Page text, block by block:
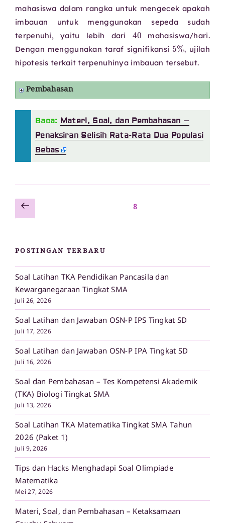
mahasiswa dalam rangka untuk mengecek apakah
imbauan untuk menggunakan sepeda sudah
terpenuhi, yaitu lebih dari
40
mahasiswa/hari.
Dengan menggunakan taraf signifikansi
5%
ujilah
hipotesis terkait terpenuhinya imbauan tersebut.
Pembahasan
Baca: Materi, Soal, dan Pembahasan –
Penaksiran Selisih Rata-Rata Dua Populasi
Bebas
Paginasi
pos
Laman
sebelumnya
Laman8
POSTINGAN TERBARU
Soal Latihan TKA Pendidikan Pancasila dan
Kewarganegaraan Tingkat SMA
Juli 26, 2026
Soal Latihan dan Jawaban OSN-P IPS Tingkat SD
Juli 17, 2026
Soal Latihan dan Jawaban OSN-P IPA Tingkat SD
Juli 16, 2026
Soal dan Pembahasan – Tes Kompetensi Akademik
(TKA) Biologi Tingkat SMA
Juli 13, 2026
Soal Latihan TKA Matematika Tingkat SMA Tahun
2026 (Paket 1)
Juli 9, 2026
Tips dan Hacks Menghadapi Soal Olimpiade
Matematika
Mei 27, 2026
Materi, Soal, dan Pembahasan – Ketaksamaan